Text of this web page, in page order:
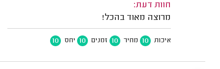
חוות דעת:
מרוצה מאוד בהכל!
איכות 10 מחיר 10 זמנים 10 יחס 10